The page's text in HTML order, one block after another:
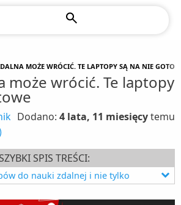
MOŻE WRÓCIĆ. TE LAPTOPY SĄ NA NIE
może wrócić. Te laptopy
Dodano: 4 lata, 11 miesięcytemu
SPIS TREŚCI:
do nauki zdalnej i nie tylko
cena/jakość - Huawei Matebook